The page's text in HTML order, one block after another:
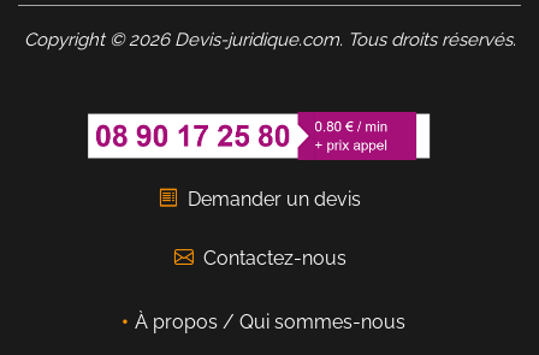
Copyright © 2026 Devis-juridique.com. Tous droits réservés.
Demander un devis
Contactez-nous
À propos / Qui sommes-nous